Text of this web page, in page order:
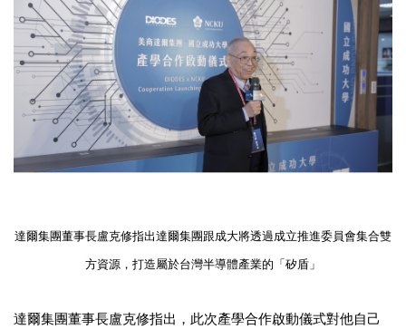
達爾集團董事長盧克修指出達爾集團跟成大將透過成立推進委員會集合雙
方資源， 打造屬於台灣半導體產業的「矽盾」
達爾集團董事長盧克修指出，此次產學合作啟動儀式對他自己